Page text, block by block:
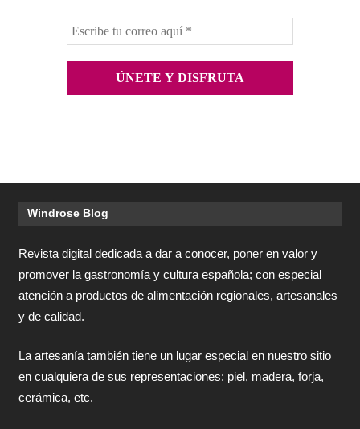
Windrose Blog
Revista digital dedicada a dar a conocer, poner en valor y
promover la gastronomía y cultura española; con especial
atención a productos de alimentación regionales, artesanales
y de calidad.
La artesanía también tiene un lugar especial en nuestro sitio
en cualquiera de sus representaciones: piel, madera, forja,
cerámica, etc.